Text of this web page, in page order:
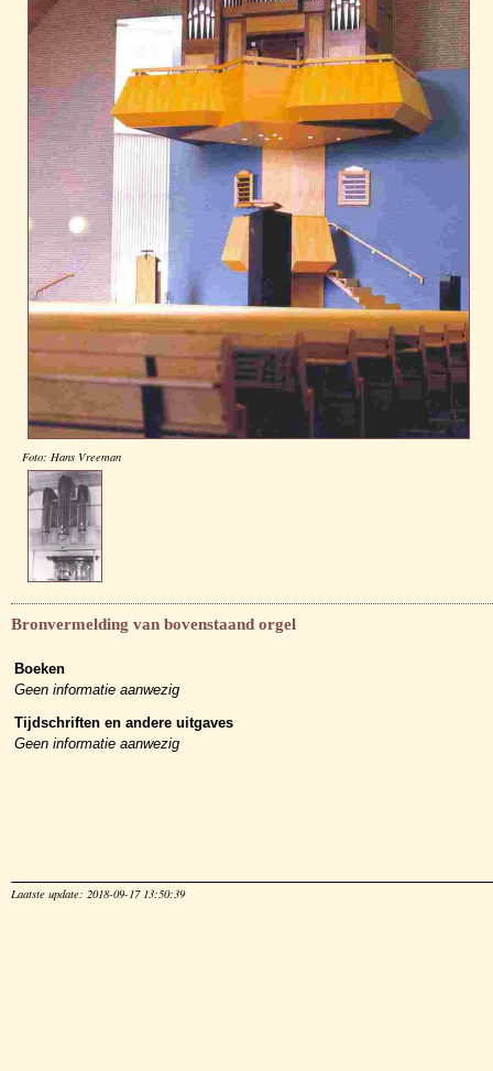
Foto: Hans Vreeman
Bronvermelding van bovenstaand orgel
Boeken
Geen informatie aanwezig
Tijdschriften en andere uitgaves
Geen informatie aanwezig
Laatste update: 2018-09-17 13:50:39